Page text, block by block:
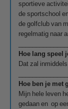
sportieve
de sportschool
de golfclub van
regelmatig naar
Hoe lang speel
Dat zal
Hoe ben je met
Mijn hele leven
gedaan en op